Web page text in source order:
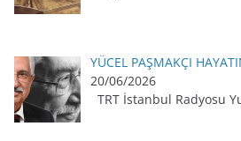
YÜCEL PAŞMAKÇI
20/06/2026
TRT İstanbul Radyosu